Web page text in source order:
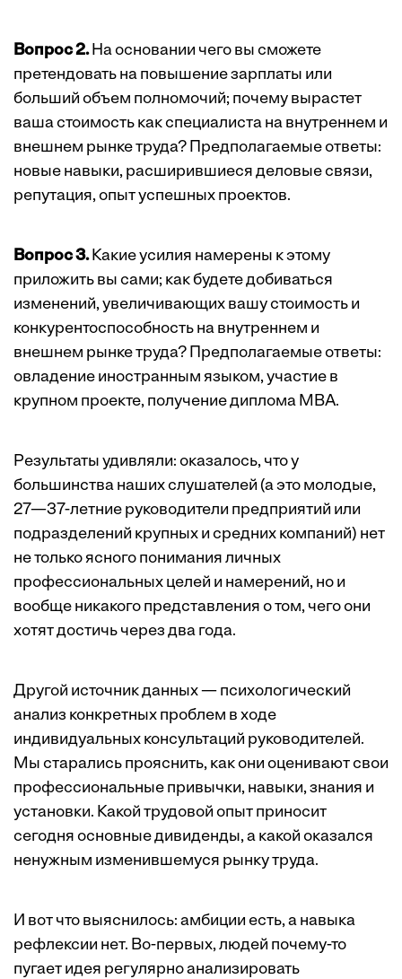
Вопрос 2.На основании чего вы сможете
претендовать на повышение зарплаты или
больший объем полномочий; почему вырастет
ваша стоимость как специалиста на внутреннем и
внешнем рынке труда? Предполагаемые ответы:
новые навыки, расширившиеся деловые связи,
репутация, опыт успешных проектов.
Вопрос 3.Какие усилия намерены к этому
приложить вы сами; как будете добиваться
изменений, увеличивающих вашу стоимость и
конкурентоспособность на внутреннем и
внешнем рынке труда? Предполагаемые ответы:
овладение иностранным языком, участие в
крупном проекте, получение диплома МВА.
Результаты удивляли: оказалось, что у
большинства наших слушателей (а это молодые,
27—37-летние руководители предприятий или
подразделений крупных и средних компаний) нет
не только ясного понимания личных
профессиональных целей и намерений, но и
вообще никакого представления о том, чего они
хотят достичь через два года.
Другой источник данных — психологический
анализ конкретных проблем в ходе
индивидуальных консультаций руководителей.
Мы старались прояснить, как они оценивают свои
профессиональные привычки, навыки, знания и
установки. Какой трудовой опыт приносит
сегодня основные дивиденды, а какой оказался
ненужным изменившемуся рынку труда.
И вот что выяснилось: амбиции есть, а навыка
рефлексии нет. Во-первых, людей почему-то
пугает идея регулярно анализировать